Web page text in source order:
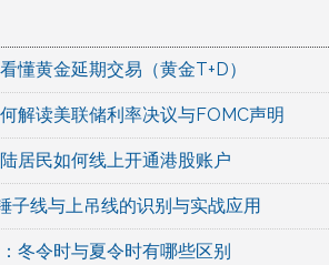
懂黄金延期交易（黄金T+D）
解读美联储利率决议与FOMC声明
居民如何线上开通港股账户
子线与上吊线的识别与实战应用
冬令时与夏令时有哪些区别